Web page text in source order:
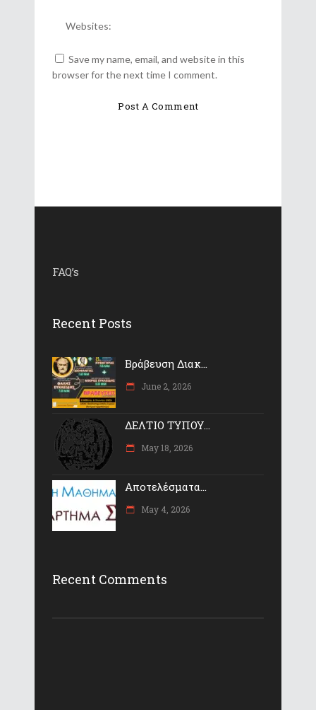
Save my name, email, and website in this
browser for the next time I comment.
FAQ’s
Recent Posts
Βράβευση Διακ...
June 2, 2026
ΔΕΛΤΙΟ ΤΥΠΟΥ...
May 18, 2026
Αποτελέσματα...
May 4, 2026
Recent Comments